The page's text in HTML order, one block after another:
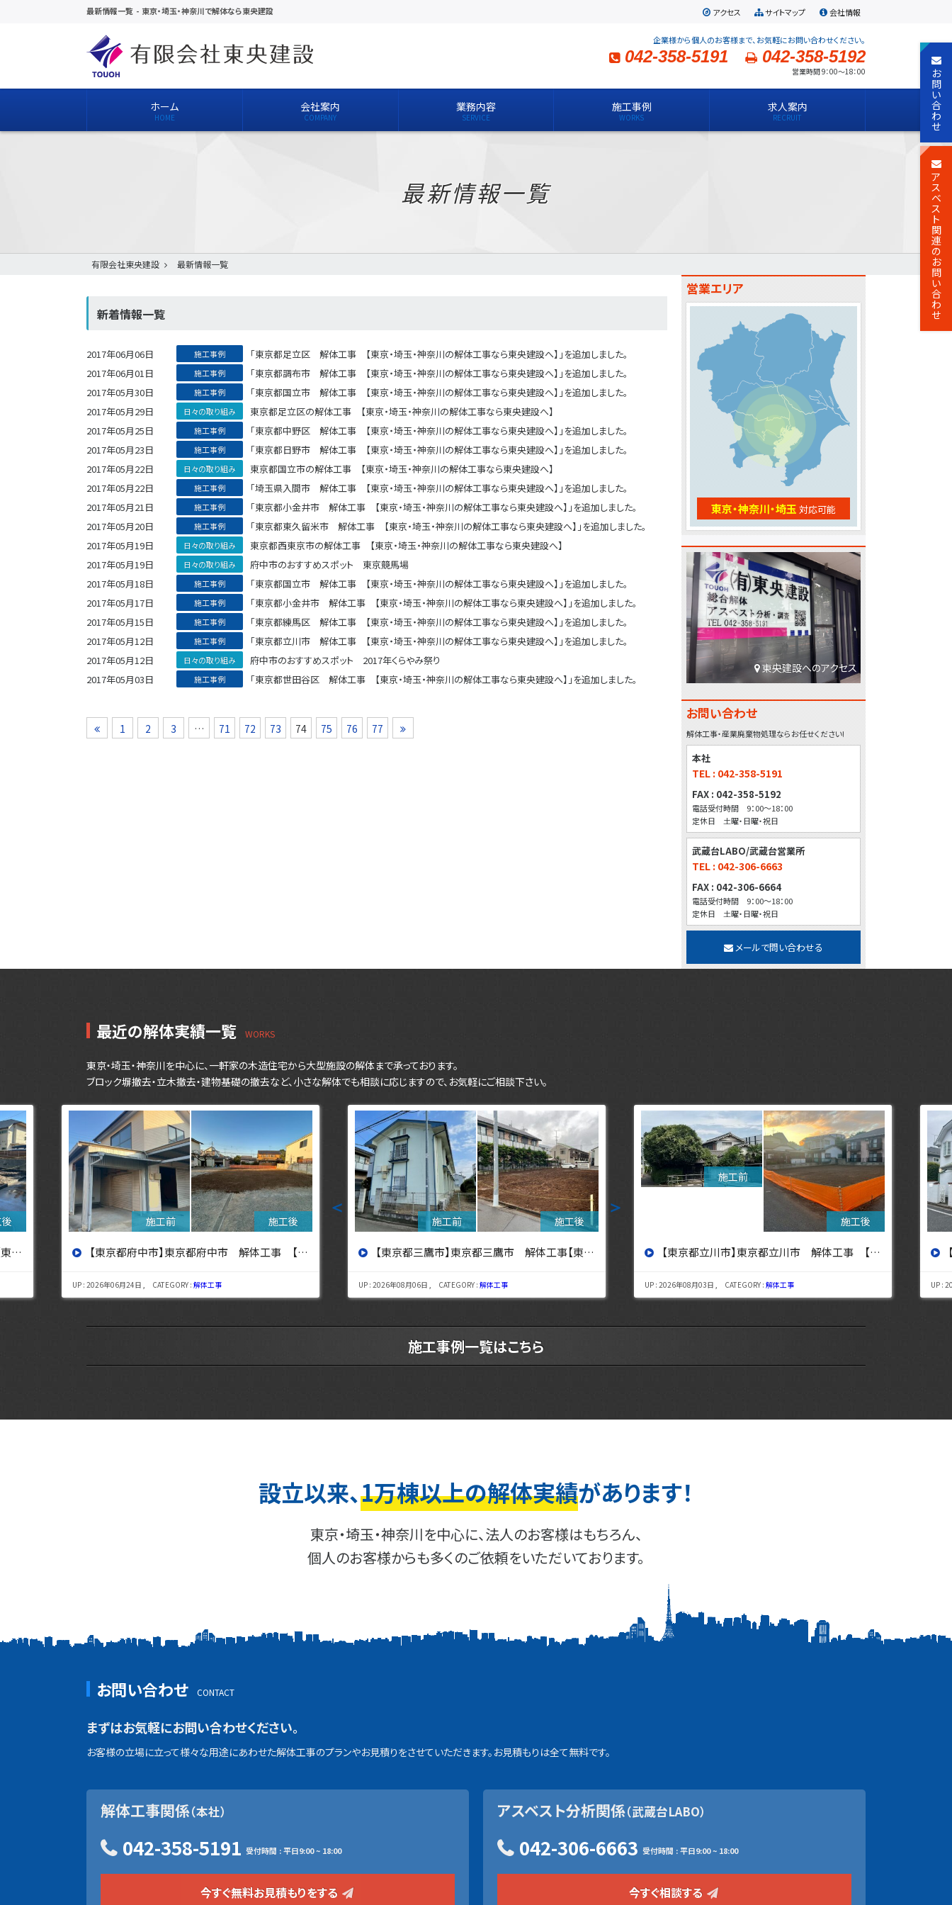
最新情報一覧 - 東京・埼玉・神奈川で解体なら東央建設 アクセス サイトマップ 会社情報
企業様から個人のお客様まで、お気軽にお問い合わせください。
042-358-5191 042-358-5192
営業時間 9：00～18：00
ホーム 会社案内 業務内容 施工事例 求人案内
最新情報一覧
有限会社東央建設 最新情報一覧
新着情報一覧
2017年06月06日 施工事例
「東京都足立区 解体工事 【東京・埼玉・神奈川の解体工事なら東央建設へ】」を追加しました。
2017年06月01日
施工事例
「東京都調布市 解体工事 【東京・埼玉・神奈川の解体工事なら東央建設へ】」を追加しました。
2017年05月30日
施工事例
「東京都国立市 解体工事 【東京・埼玉・神奈川の解体工事なら東央建設へ】」を追加しました。
2017年05月29日
日々の取り組み
東京都足立区の解体工事 【東京・埼玉・神奈川の解体工事なら東央建設へ】
2017年05月25日
施工事例
「東京都中野区 解体工事 【東京・埼玉・神奈川の解体工事なら東央建設へ】」を追加しました。
2017年05月23日
施工事例
「東京都日野市 解体工事 【東京・埼玉・神奈川の解体工事なら東央建設へ】」を追加しました。
2017年05月22日
日々の取り組み
東京都国立市の解体工事 【東京・埼玉・神奈川の解体工事なら東央建設へ】
2017年05月22日
施工事例
「埼玉県入間市 解体工事 【東京・埼玉・神奈川の解体工事なら東央建設へ】」を追加しました。
2017年05月21日
施工事例
「東京都小金井市 解体工事 【東京・埼玉・神奈川の解体工事なら東央建設へ】」を追加しました。
2017年05月20日
施工事例
「東京都東久留米市 解体工事 【東京・埼玉・神奈川の解体工事なら東央建設へ】」を追加しました。
2017年05月19日
日々の取り組み
東京都西東京市の解体工事 【東京・埼玉・神奈川の解体工事なら東央建設へ】
2017年05月19日
日々の取り組み
府中市のおすすめスポット 東京競馬場
2017年05月18日
施工事例
「東京都国立市 解体工事 【東京・埼玉・神奈川の解体工事なら東央建設へ】」を追加しました。
2017年05月17日
施工事例
「東京都小金井市 解体工事 【東京・埼玉・神奈川の解体工事なら東央建設へ】」を追加しました。
2017年05月15日
施工事例
「東京都練馬区 解体工事 【東京・埼玉・神奈川の解体工事なら東央建設へ】」を追加しました。
2017年05月12日
施工事例
「東京都立川市 解体工事 【東京・埼玉・神奈川の解体工事なら東央建設へ】」を追加しました。
2017年05月12日
日々の取り組み
府中市のおすすめスポット 2017年くらやみ祭り
2017年05月03日
施工事例 「東京都世田谷区 解体工事 【東京・埼玉・神奈川の解体工事なら東央建設へ】」を追加しました。
1 2 3 … 71 72 73 74 75 76 77
営業エリア
東京・神奈川・埼玉 対応可能
東央建設へのアクセス
お問い合わせ
解体工事・産業廃棄物処理ならお任せください!
本社
TEL : 042-358-5191
FAX : 042-358-5192
電話受付時間 9：00～18：00
定休日 土曜・日曜・祝日
武蔵台LABO/武蔵台営業所
TEL : 042-306-6663
FAX : 042-306-6664
電話受付時間 9：00～18：00
定休日 土曜・日曜・祝日
メールで問い合わせる
最近の解体実績一覧
東京・埼玉・神奈川を中心に、一軒家の木造住宅から大型施設の解体まで承っております。
ブロック塀撤去・立木撤去・建物基礎の撤去など、小さな解体でも相談に応じますので、お気軽にご相談下さい。
＜
】 【東京都府中市】東京都府中市 解体工事 【東京・埼玉・神奈川の解体工事なら東央建設へ】
UP : 2026年06月24日 , CATEGORY :解体工事
【東京都三鷹市】東京都三鷹市 解体工事【東京・埼玉・神奈川の解体工事なら東央建設へ】
UP : 2026年08月06日 , CATEGORY :解体工事
【東京都立川市】東京都立川市 解体工事 【東京・埼玉・神奈川の解体工事なら東央建設へ】
UP : 2026年08月03日 , CATEGORY :解体工事 UP :
＞
施工事例一覧はこちら
設立以来、1万棟以上の解体実績があります！
東京・埼玉・神奈川を中心に、法人のお客様はもちろん、
個人のお客様からも多くのご依頼をいただいております。
お問い合わせ
まずはお気軽にお問い合わせください。
お客様の立場に立って様々な用途にあわせた解体工事のプランやお見積りをさせていただきます。お見積もりは全て無料です。
解体工事関係（本社）
042-358-5191 受付時間 : 平日9:00 ~ 18:00
今すぐ無料お見積もりをする
アスベスト分析関係（武蔵台LABO）
042-306-6663 受付時間 : 平日9:00 ~ 18:00
今すぐ相談する
お
問
い
合
わ
せ
ア
ス
ベ
ス
ト
関
連
の
お
問
い
合
わ
せ